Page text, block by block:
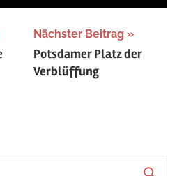
Nächster Beitrag
Potsdamer Platz der
Verblüffung